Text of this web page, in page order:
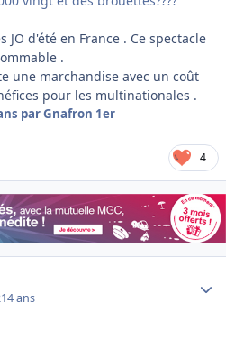
d'été en France . Ce spectacle
.
une marchandise avec un coût
pour les multinationales .
par Gnafron 1er
4
14 ans